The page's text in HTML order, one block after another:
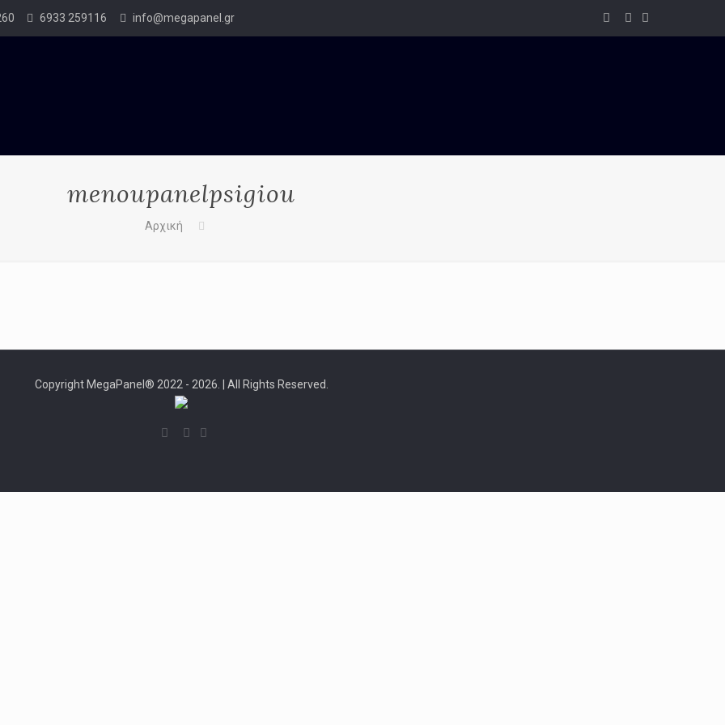
6933 259116 info@megapanel.gr
menoupanelpsigiou
Αρχική
Copyright MegaPanel® 2022 - 2026. | All Rights Reserved.